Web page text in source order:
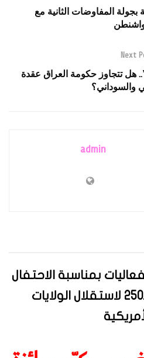
المفاوضات الثانية مع
Next
هل تتجاوز حكومة العراق عقدة
والسوداني؟
admin
بمناسبة الاحتفال
بالذكرى الـ250 لاستقلال الولايات